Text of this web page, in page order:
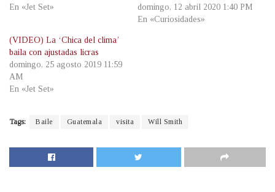
En «Jet Set»
domingo, 12 abril 2020 1:40 PM
En «Curiosidades»
(VIDEO) La ‘Chica del clima’
baila con ajustadas licras
domingo, 25 agosto 2019 11:59
AM
En «Jet Set»
Tags: Baile Guatemala visita Will Smith